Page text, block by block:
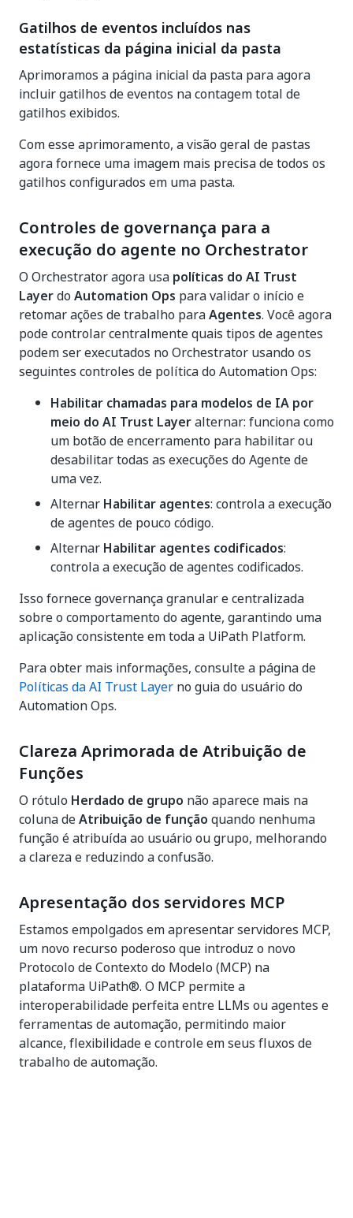
Gatilhos de eventos incluídos nas
estatísticas da página inicial da pasta
Aprimoramos a página inicial da pasta para agora
incluir gatilhos de eventos na contagem total de
gatilhos exibidos.
Com esse aprimoramento, a visão geral de pastas
agora fornece uma imagem mais precisa de todos os
gatilhos configurados em uma pasta.
Controles de governança para a
execução do agente no Orchestrator
O Orchestrator agora usa políticas do AI Trust
Layerdo Automation Ops para validar o início e
retomar ações de trabalho paraAgentes. Você agora
pode controlar centralmente quais tipos de agentes
podem ser executados no Orchestrator usando os
seguintes controles de política do Automation Ops:
Habilitar chamadas para modelos de IA por
meio do AI Trust Layeralternar: funciona como
um botão de encerramento para habilitar ou
desabilitar todas as execuções do Agente de
uma vez.
Alternar Habilitar agentes: controla a execução
de agentes de pouco código.
Alternar Habilitar agentes codificados:
controla a execução de agentes codificados.
Isso fornece governança granular e centralizada
sobre o comportamento do agente, garantindo uma
aplicação consistente em toda a UiPath Platform.
Para obter mais informações, consulte a página de
Políticas da AI Trust Layer no guia do usuário do
Automation Ops.
Clareza Aprimorada de Atribuição de
Funções
O rótulo Herdado de grupo não aparece mais na
coluna deAtribuição de função quando nenhuma
função é atribuída ao usuário ou grupo, melhorando
a clareza e reduzindo a confusão.
Apresentação dos servidores MCP
Estamos empolgados em apresentar servidores MCP,
um novo recurso poderoso que introduz o novo
Protocolo de Contexto do Modelo (MCP) na
plataforma UiPath®. O MCP permite a
interoperabilidade perfeita entre LLMs ou agentes e
ferramentas de automação, permitindo maior
alcance, flexibilidade e controle em seus fluxos de
trabalho de automação.